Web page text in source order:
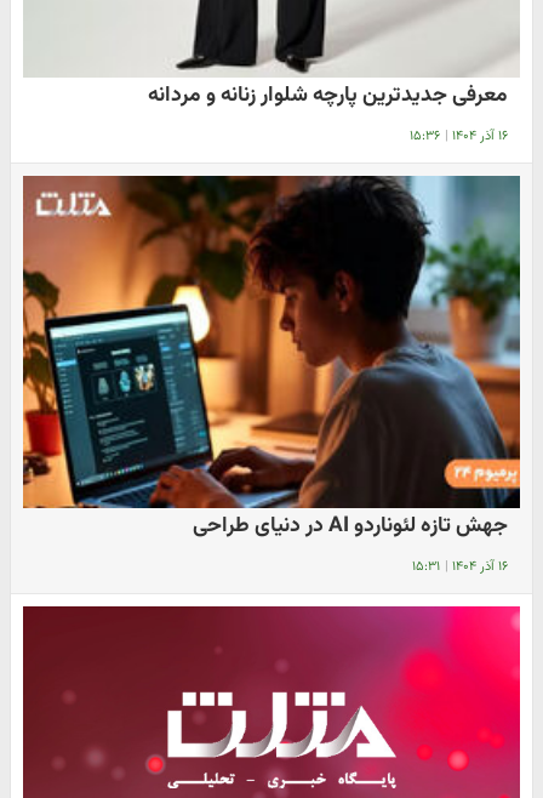
معرفی جدیدترین پارچه شلوار زنانه و مردانه
۱۶ آذر ۱۴۰۴ | ۱۵:۳۶
جهش تازه لئوناردو AI در دنیای طراحی
۱۶ آذر ۱۴۰۴ | ۱۵:۳۱